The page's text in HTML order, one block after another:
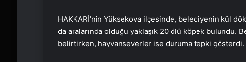
HAKKARİ’nin Yüksekova ilçesinde, belediyenin kül
da aralarında olduğu yaklaşık 20 ölü köpek bulundu.
belirtirken, hayvanseverler ise duruma tepki gösterdi.